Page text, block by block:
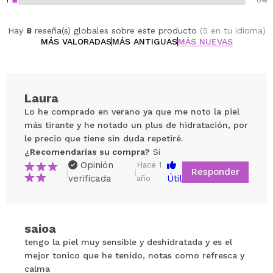
Hay 8reseña(s) globales sobre este producto (5 en tu idioma)
MÁS VALORADASMÁS ANTIGUASMÁS NUEVAS
Tu vídeo podría ser el primero. Imagínatelo...
Laura
Lo he comprado en verano ya que me noto la piel
más tirante y he notado un plus de hidratación, por
le precio que tiene sin duda repetiré.
¿Recomendarías su compra? Si
|
Opinión
verificada
|
Hace 1
año
Útil
Responder
saioa
tengo la piel muy sensible y deshidratada y es el
mejor tonico que he tenido, notas como refresca y
calma